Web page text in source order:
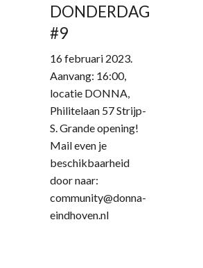
DONDERDAG
#9
16 februari 2023.
Aanvang: 16:00,
locatie DONNA,
Philitelaan 57 Strijp-
S. Grande opening!
Mail even je
beschikbaarheid
door naar:
community@donna-
eindhoven.nl